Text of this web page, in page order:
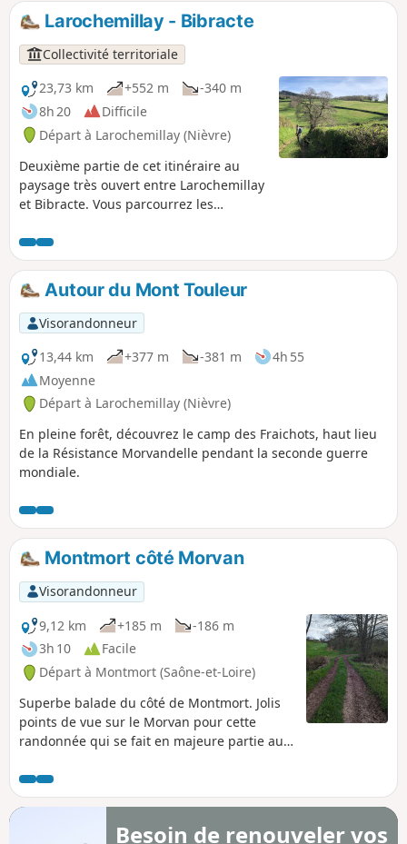
Larochemillay - Bibracte
Collectivité territoriale
23,73 km
+552 m
-340 m
8h 20
Difficile
Départ à Larochemillay (Nièvre)
Deuxième partie de cet itinéraire au
paysage très ouvert entre Larochemillay
et Bibracte. Vous parcourrez les
en bourgs typiques, bon voyage !
Autour du Mont Touleur
Visorandonneur
13,44 km
+377 m -381 m
4h 55
Moyenne
Départ à Larochemillay (Nièvre)
En pleine forêt, découvrez le camp des Fraichots, haut lieu
de la Résistance Morvandelle pendant la seconde guerre
mondiale.
Montmort côté Morvan
Visorandonneur
9,12 km
+185 m
-186 m
3h 10
Facile
Départ à Montmort (Saône-et-Loire)
Superbe balade du côté de Montmort. Jolis
points de vue sur le Morvan pour cette
randonnée qui se fait en majeure partie au
Besoin de renouveler vos